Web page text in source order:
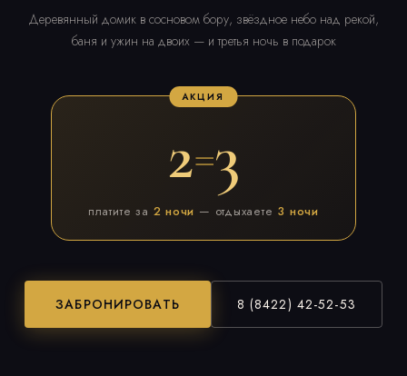
Деревянный домик в сосновом бору, звёздное небо над рекой,
баня и ужин на двоих — и третья ночь в подарок
2=3
платите за 2 ночи — отдыхаете 3 ночи
ЗАБРОНИРОВАТЬ 8 (8422) 42-52-53